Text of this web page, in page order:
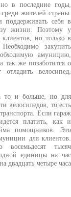
в последние годы,
среди жителей страны.
поддерживать себя в
жизни. Поэтому у
клиентов, но только в
закупить
амуницию,
так же позаботится о
велосипед,
то и больше, но для
велосипедов, то есть
Если гараж
платить, как и
помощников. Это
для клиентов.
восемьдесят тысяч
единицы на час
двадцать четыре часа